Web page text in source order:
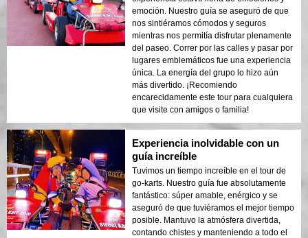
emoción. Nuestro guía se aseguró de que
nos sintiéramos cómodos y seguros
mientras nos permitía disfrutar plenamente
del paseo. Correr por las calles y pasar por
lugares emblemáticos fue una experiencia
única. La energía del grupo lo hizo aún
más divertido. ¡Recomiendo
encarecidamente este tour para cualquiera
que visite con amigos o familia!
Experiencia inolvidable con un
guía increíble
Tuvimos un tiempo increíble en el tour de
go-karts. Nuestro guía fue absolutamente
fantástico: súper amable, enérgico y se
aseguró de que tuviéramos el mejor tiempo
posible. Mantuvo la atmósfera divertida,
contando chistes y manteniendo a todo el